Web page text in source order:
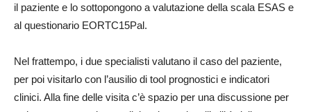
il paziente e lo sottopongono a valutazione della scala ESAS e
al questionario EORTC15Pal.
Nel frattempo, i due specialisti valutano il caso del paziente,
per poi visitarlo con l’ausilio di tool prognostici e indicatori
clinici. Alla fine delle visita c’è spazio per una discussione per